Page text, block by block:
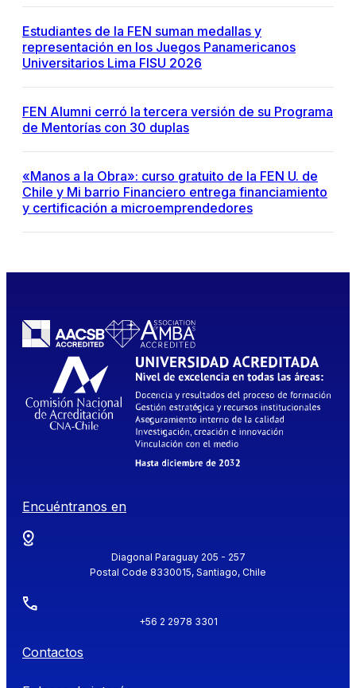
Estudiantes de la FEN suman medallas y
representación en los Juegos Panamericanos
Universitarios Lima FISU 2026
FEN Alumni cerró la tercera versión de su Programa
de Mentorías con 30 duplas
«Manos a la Obra»: curso gratuito de la FEN U. de
Chile y Mi barrio Financiero entrega financiamiento
y certificación a microemprendedores
Encuéntranos en
Diagonal Paraguay 205 - 257
Postal Code 8330015, Santiago, Chile
+56 2 2978 3301
Contactos